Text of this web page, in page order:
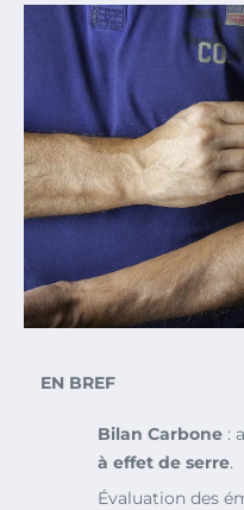
EN BREF
Bilan Carbone :
à effet de serre.
Évaluation des